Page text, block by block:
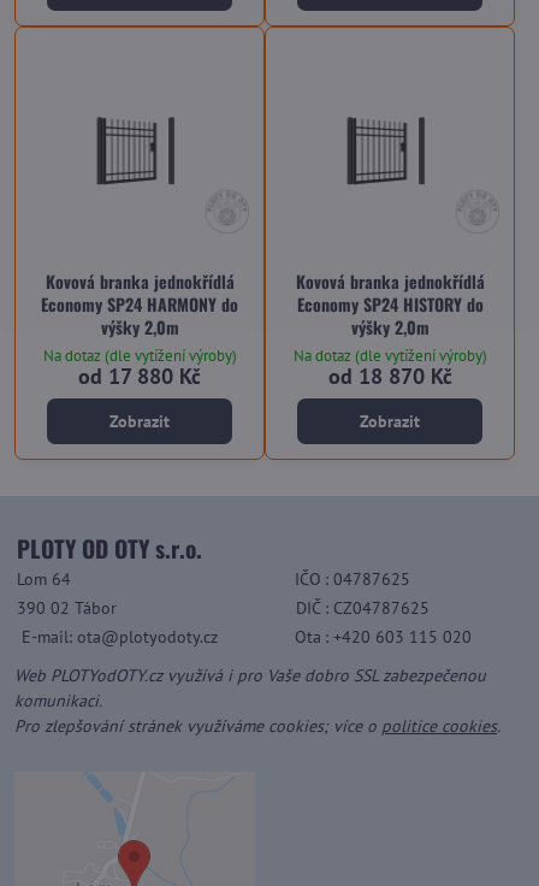
Kovová branka jednokřídlá
Economy SP24 HARMONY do
výšky 2,0m
Na dotaz (dle vytížení výroby)
od 17 880 Kč
Zobrazit
Kovová branka jednokřídlá
Economy SP24 HISTORY do
výšky 2,0m
Na dotaz (dle vytížení výroby)
od 18 870 Kč
Zobrazit
PLOTY OD OTY s.r.o.
Lom 64 IČO : 04787625
390 02 Tábor
DIČ : CZ04787625
E-mail: ota@plotyodoty.cz
Ota : +420 603 115 020
Web PLOTYodOTY.cz využívá i pro Vaše dobro SSL zabezpečenou
komunikaci.
Pro zlepšování stránek využíváme cookies; více o politice cookies.